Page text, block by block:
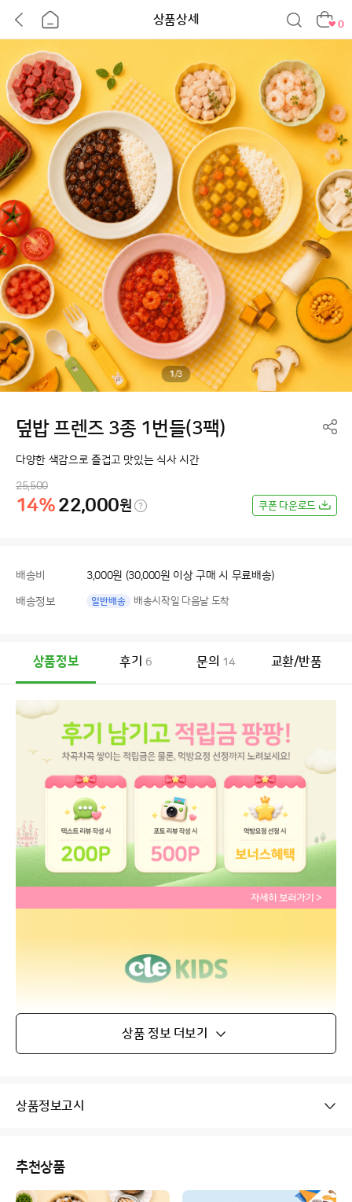
상품상세 0
1/3
덮밥 프렌즈 3종 1번들(3팩)
다양한 색감으로 즐겁고 맛있는 식사 시간
25,500
14%22,000원 쿠폰 다운로드
배송비 3,000원 (30,000원 이상 구매 시 무료배송)
배송정보 일반배송 배송시작일 다음날 도착
상품정보 후기 6 문의 14 교환/반품
상품 정보 더보기
상품정보고시
추천상품